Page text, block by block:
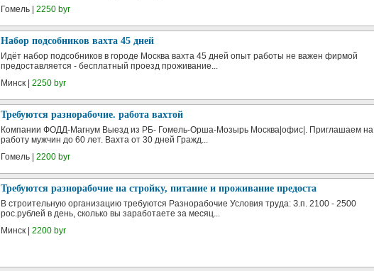
Гомель | 2250 byr
Набор подсобников вахта 45 дней
Идёт набор подсобников в городе Москва вахта 45 дней опыт работы не важен фирмой
предоставляется - бесплатный проезд проживание...
Минск | 2250 byr
Требуются разнорабочие. работа вахтой
Компании ФОДД-Магнум Выезд из РБ- ️Гомель-Орша-Мозырь Москва|офис|. Приглашаем на
работу мужчин до 60 лет. Вахта от 30 дней Гражд...
Гомель | 2200 byr
Требуются разнорабочие на стройку, питание и проживание предоста
В строительную организацию требуются Разнорабочие Условия труда: З.п. 2100 - 2500
рос.рублей в день, сколько вы заработаете за месяц...
Минск | 2200 byr